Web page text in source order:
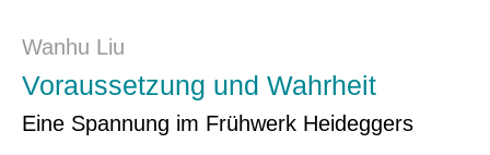
Wanhu Liu
Voraussetzung und Wahrheit
Eine Spannung im Frühwerk Heideggers